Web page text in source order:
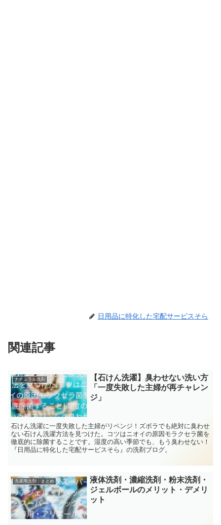
日用品に特化した宅配サービスそら
関連記事
ナチュラル洗剤
【石けん洗濯】臭わせない洗い方
「一度失敗した主婦が再チャレン
ジ」
石けん洗濯に一度失敗した主婦がリベンジ！ズボラでも絶対に臭わせ
ない石けん洗濯方法を見つけた。コツはニオイの原因モラクセラ菌を
徹底的に除菌することです。湿度の高い季節でも、もう臭わせない！
『日用品に特化した宅配サービスそら』の洗剤ブログ。
洗濯用洗剤 まとめ
液体洗剤・濃縮洗剤・粉末洗剤・
ジェルボールのメリット・デメリ
ット